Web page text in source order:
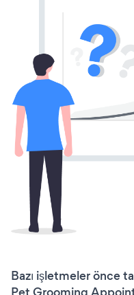
Bazı işletmeler önce